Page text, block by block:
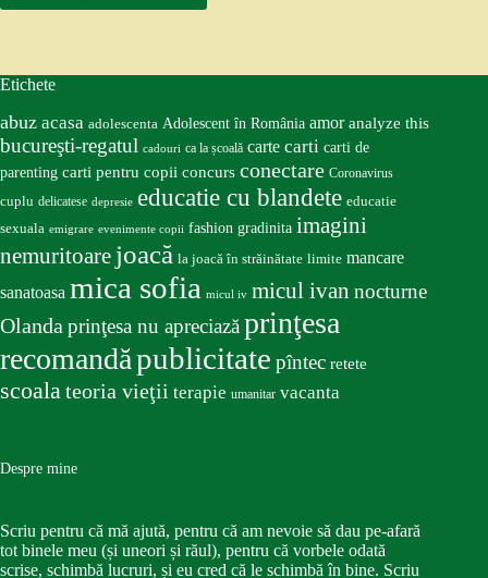
Etichete
abuz acasa adolescenta Adolescent în România amor analyze this
bucureşti-regatul cadouri ca la școală carte carti carti de
parenting carti pentru copii concurs conectare Coronavirus
cuplu delicatese depresie educatie cu blandete educatie
sexuala emigrare evenimente copii fashion gradinita imagini
nemuritoare joacă la joacă în străinătate limite mancare
sanatoasa mica sofia micul iv micul ivan nocturne
Olandaprinţesa nu apreciazăprinţesa
recomandăpublicitate pîntec retete
scoalateoria vieţii terapie umanitar vacanta
Despre mine
Scriu pentru că mă ajută, pentru că am nevoie să dau pe-afară
tot binele meu (și uneori și răul), pentru că vorbele odată
scrise, schimbă lucruri, și eu cred că le schimbă în bine. Scriu